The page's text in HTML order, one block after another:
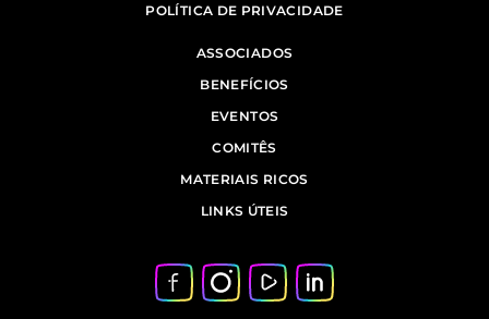
POLÍTICA DE PRIVACIDADE
ASSOCIADOS
BENEFÍCIOS
EVENTOS
COMITÊS
MATERIAIS RICOS
LINKS ÚTEIS